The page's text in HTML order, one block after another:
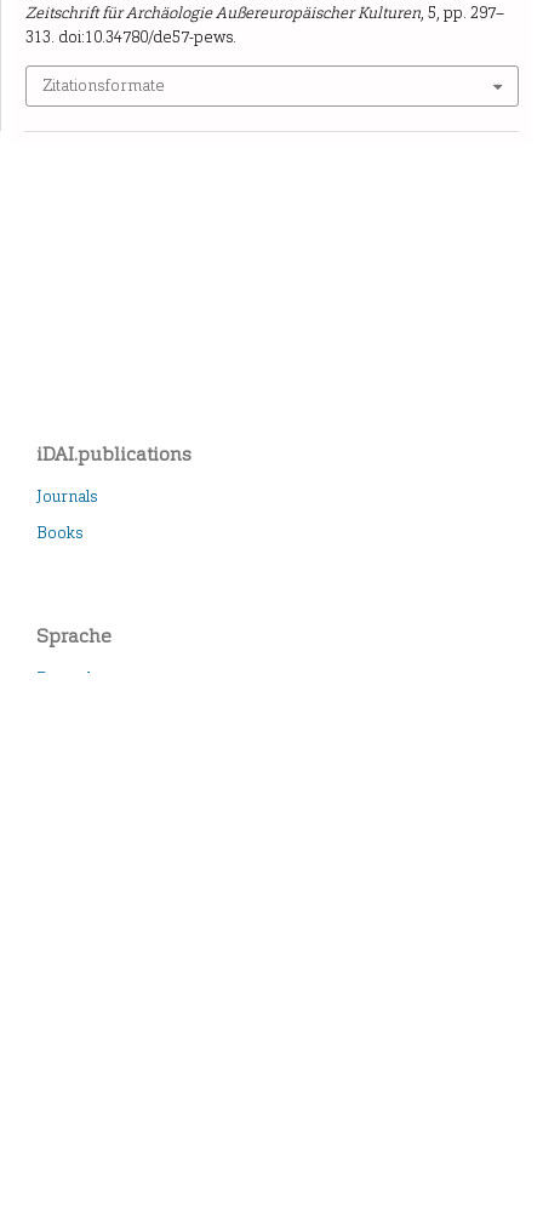
Zeitschrift für Archäologie Außereuropäischer Kulturen, 5, pp. 297–
313. doi:10.34780/de57-pews.
Zitationsformate
iDAI.publications
Journals
Books
Sprache
Deutsch